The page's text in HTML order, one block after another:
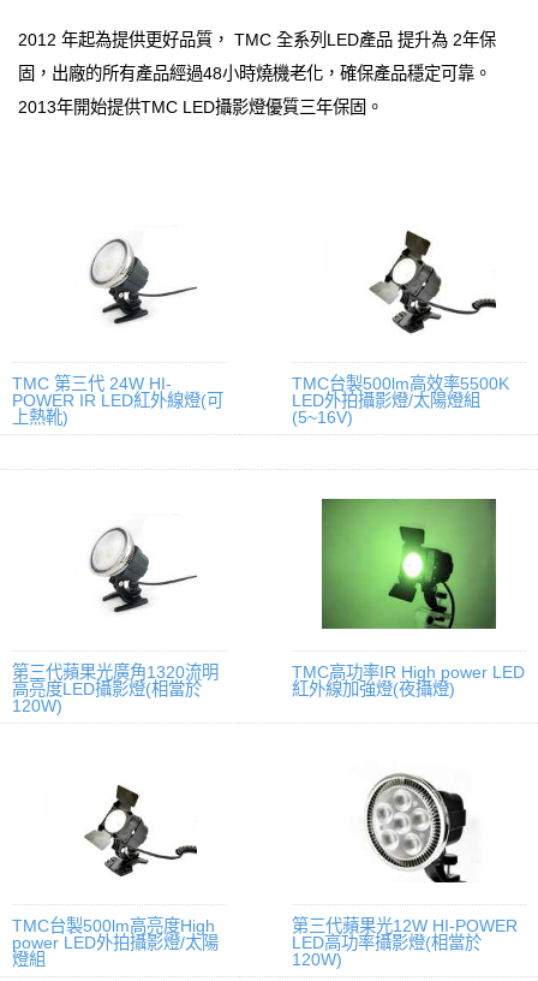
2012 年起為提供更好品質， TMC 全系列LED產品 提升為 2年保
固，出廠的所有產品經過48小時燒機老化，確保產品穩定可靠。
2013年開始提供TMC LED攝影燈優質三年保固。
TMC 第三代 24W HI-
POWER IR LED紅外線燈(可
上熱靴)
TMC台製500lm高效率5500K
LED外拍攝影燈/太陽燈組
(5~16V)
第三代蘋果光廣角1320流明
高亮度LED攝影燈(相當於
120W)
TMC高功率IR High power LED
紅外線加強燈(夜攝燈)
TMC台製500lm高亮度High
power LED外拍攝影燈/太陽
燈組
第三代蘋果光12W HI-POWER
LED高功率攝影燈(相當於
120W)